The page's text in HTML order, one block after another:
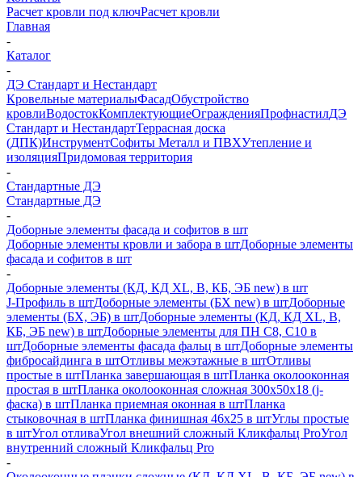
Расчет кровли под ключРасчет кровли
Главная
-
Каталог
-
ДЭ Стандарт и Нестандарт
Кровельные материалыФасадОбустройство
кровлиВодостокКомплектующиеОгражденияПрофнастилДЭ
Стандарт и НестандартТеррасная доска
(ДПК)ИнструментСофиты Металл и ПВХУтепление и
изоляцияПридомовая территория
-
Стандартные ДЭ
Стандартные ДЭ
-
Доборные элементы фасада и софитов в шт
Доборные элементы кровли и забора в штДоборные элементы
фасада и софитов в шт
-
Доборные элементы (КД, КД XL, В, КБ, ЭБ new) в шт
J-Профиль в штДоборные элементы (БХ new) в штДоборные
элементы (БХ, ЭБ) в штДоборные элементы (КД, КД XL, В,
КБ, ЭБ new) в штДоборные элементы для ПН С8, С10 в
штДоборные элементы фасада фальц в штДоборные элементы
фибросайдинга в штОтливы межэтажные в штОтливы
простые в штПланка завершающая в штПланка околооконная
простая в штПланка околооконная сложная 300х50х18 (j-
фаска) в штПланка приемная оконная в штПланка
стыковочная в штПланка финишная 46х25 в штУглы простые
в штУгол отливаУгол внешний сложный Кликфальц ProУгол
внутренний сложный Кликфальц Pro
-